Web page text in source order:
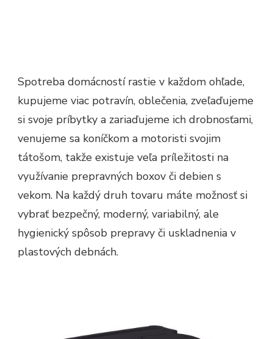
Spotreba domácností rastie v každom ohľade,
kupujeme viac potravín, oblečenia, zveľaďujeme
si svoje príbytky a zariaďujeme ich drobnosťami,
venujeme sa koníčkom a motoristi svojim
tátošom, takže existuje veľa príležitosti na
využívanie prepravných boxov či debien s
vekom. Na každý druh tovaru máte možnosť si
vybrať bezpečný, moderný, variabilný, ale
hygienický spôsob prepravy či uskladnenia v
plastových debnách.